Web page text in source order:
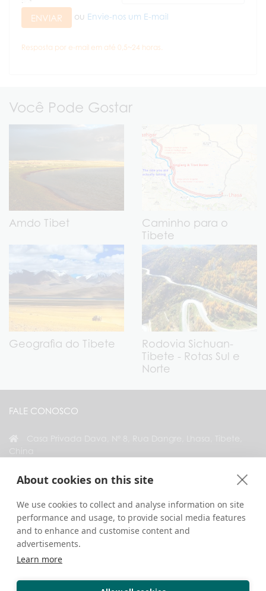
About cookies on this site
We use cookies to collect and analyse information on site
performance and usage, to provide social media features
and to enhance and customise content and
advertisements.
Learn more
ENVIAR ou Envie-nos um E-mail
Resposta por e-mail em até 0,5~24 horas.
Você Pode Gostar
Amdo Tibet
Caminho para o
Tibete
Geografia do Tibete
Rodovia Sichuan-
Tibete - Rotas Sul e
Norte
FALE CONOSCO
CONECTE-SE CONOSCO